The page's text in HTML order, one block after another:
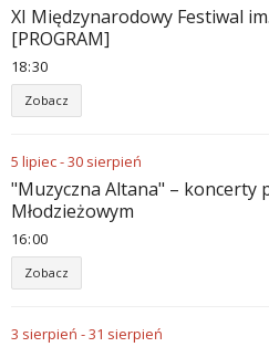
XI Międzynarodowy Festiwal
[PROGRAM]
18:30
Zobacz
5 lipiec-30 sierpień
"Muzyczna Altana" – koncerty
Młodzieżowym
16:00
Zobacz
3 sierpień -31 sierpień